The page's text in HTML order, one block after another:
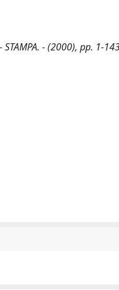
- (2000), pp. 1-